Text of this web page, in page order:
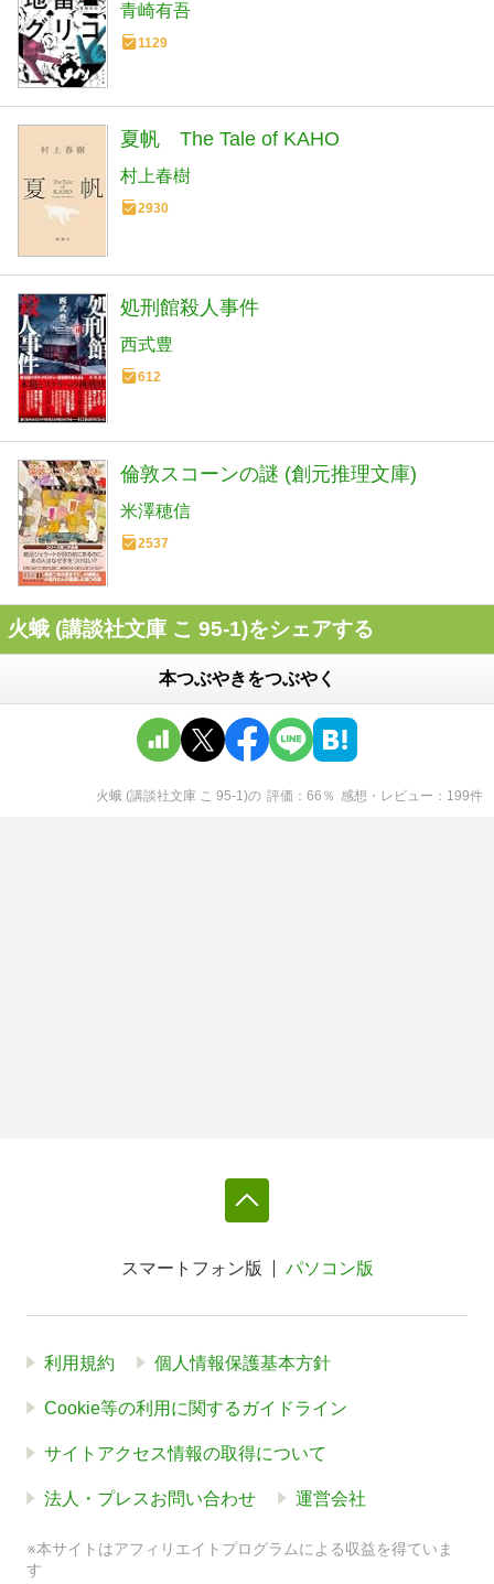
青崎有吾
1129
夏帆 The Tale of KAHO
村上春樹
2930
処刑館殺人事件
西式豊
612
倫敦スコーンの謎 (創元推理文庫)
米澤穂信
2537
火蛾 (講談社文庫 こ 95-1)をシェアする
本つぶやきをつぶやく
火蛾 (講談社文庫 こ 95-1)の 評価 66 ％ 感想・レビュー 199件
スマートフォン版 パソコン版
利用規約 個人情報保護基本方針
Cookie等の利用に関するガイドライン
サイトアクセス情報の取得について
法人・プレスお問い合わせ 運営会社
※本サイトはアフィリエイトプログラムによる収益を得ていま
す